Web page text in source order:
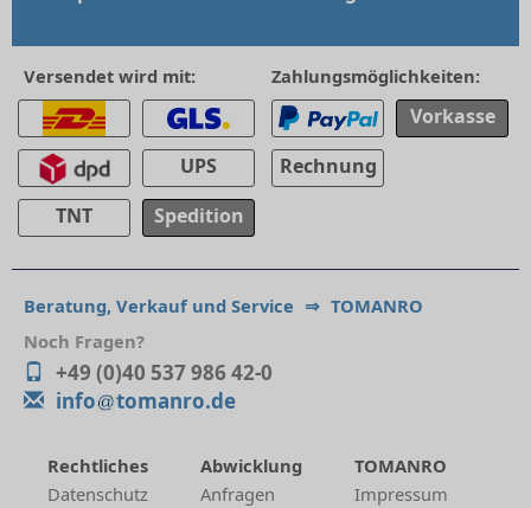
Versendet wird mit:
UPS
TNT
Spedition
Zahlungsmöglichkeiten:
Vorkasse
Rechnung
Beratung, Verkauf und Service ⇒ TOMANRO
Noch Fragen?
+49 (0)40 537 986 42-0
info
tomanro.de
Rechtliches
Datenschutz
Abwicklung
Anfragen
TOMANRO
Impressum